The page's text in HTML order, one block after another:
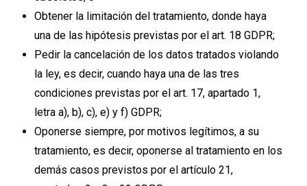
Obtener la limitación del tratamiento, donde haya
una de las hipótesis previstas por el art. 18 GDPR;
Pedir la cancelación de los datos tratados violando
la ley, es decir, cuando haya una de las tres
condiciones previstas por el art. 17, apartado 1,
letra a), b), c), e) y f) GDPR;
Oponerse siempre, por motivos legítimos, a su
tratamiento, es decir, oponerse al tratamiento en los
demás casos previstos por el artículo 21,